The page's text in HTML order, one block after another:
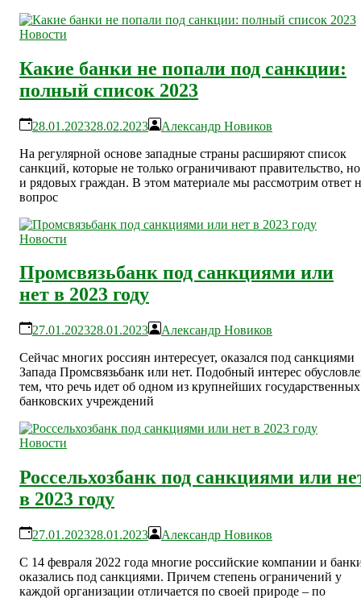
Новости
Какие банки не попали под санкции:
полный список 2023
28.01.202328.02.2023
Александр Новиков
На регулярной основе западные страны расширяют список
санкций, которые не только ограничивают правительство, но
и рядовых граждан. В этом материале мы рассмотрим ответ
вопрос
Новости
Промсвязьбанк под санкциями или
нет в 2023 году
27.01.202328.01.2023
Александр Новиков
Сейчас многих россиян интересует, оказался под санкциями
Запада Промсвязьбанк или нет. Подобный интерес
тем, что речь идет об одном из крупнейших государственных
банковских учреждений
Новости
Россельхозбанк под санкциями или
в 2023 году
27.01.202328.01.2023
Александр Новиков
С 14 февраля 2022 года многие российские компании и
оказались под санкциями. Причем степень ограничений у
каждой организации отличается по своей природе – по